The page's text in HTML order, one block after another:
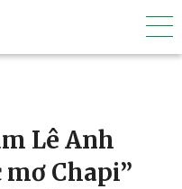
Lê Anh
Chapi”